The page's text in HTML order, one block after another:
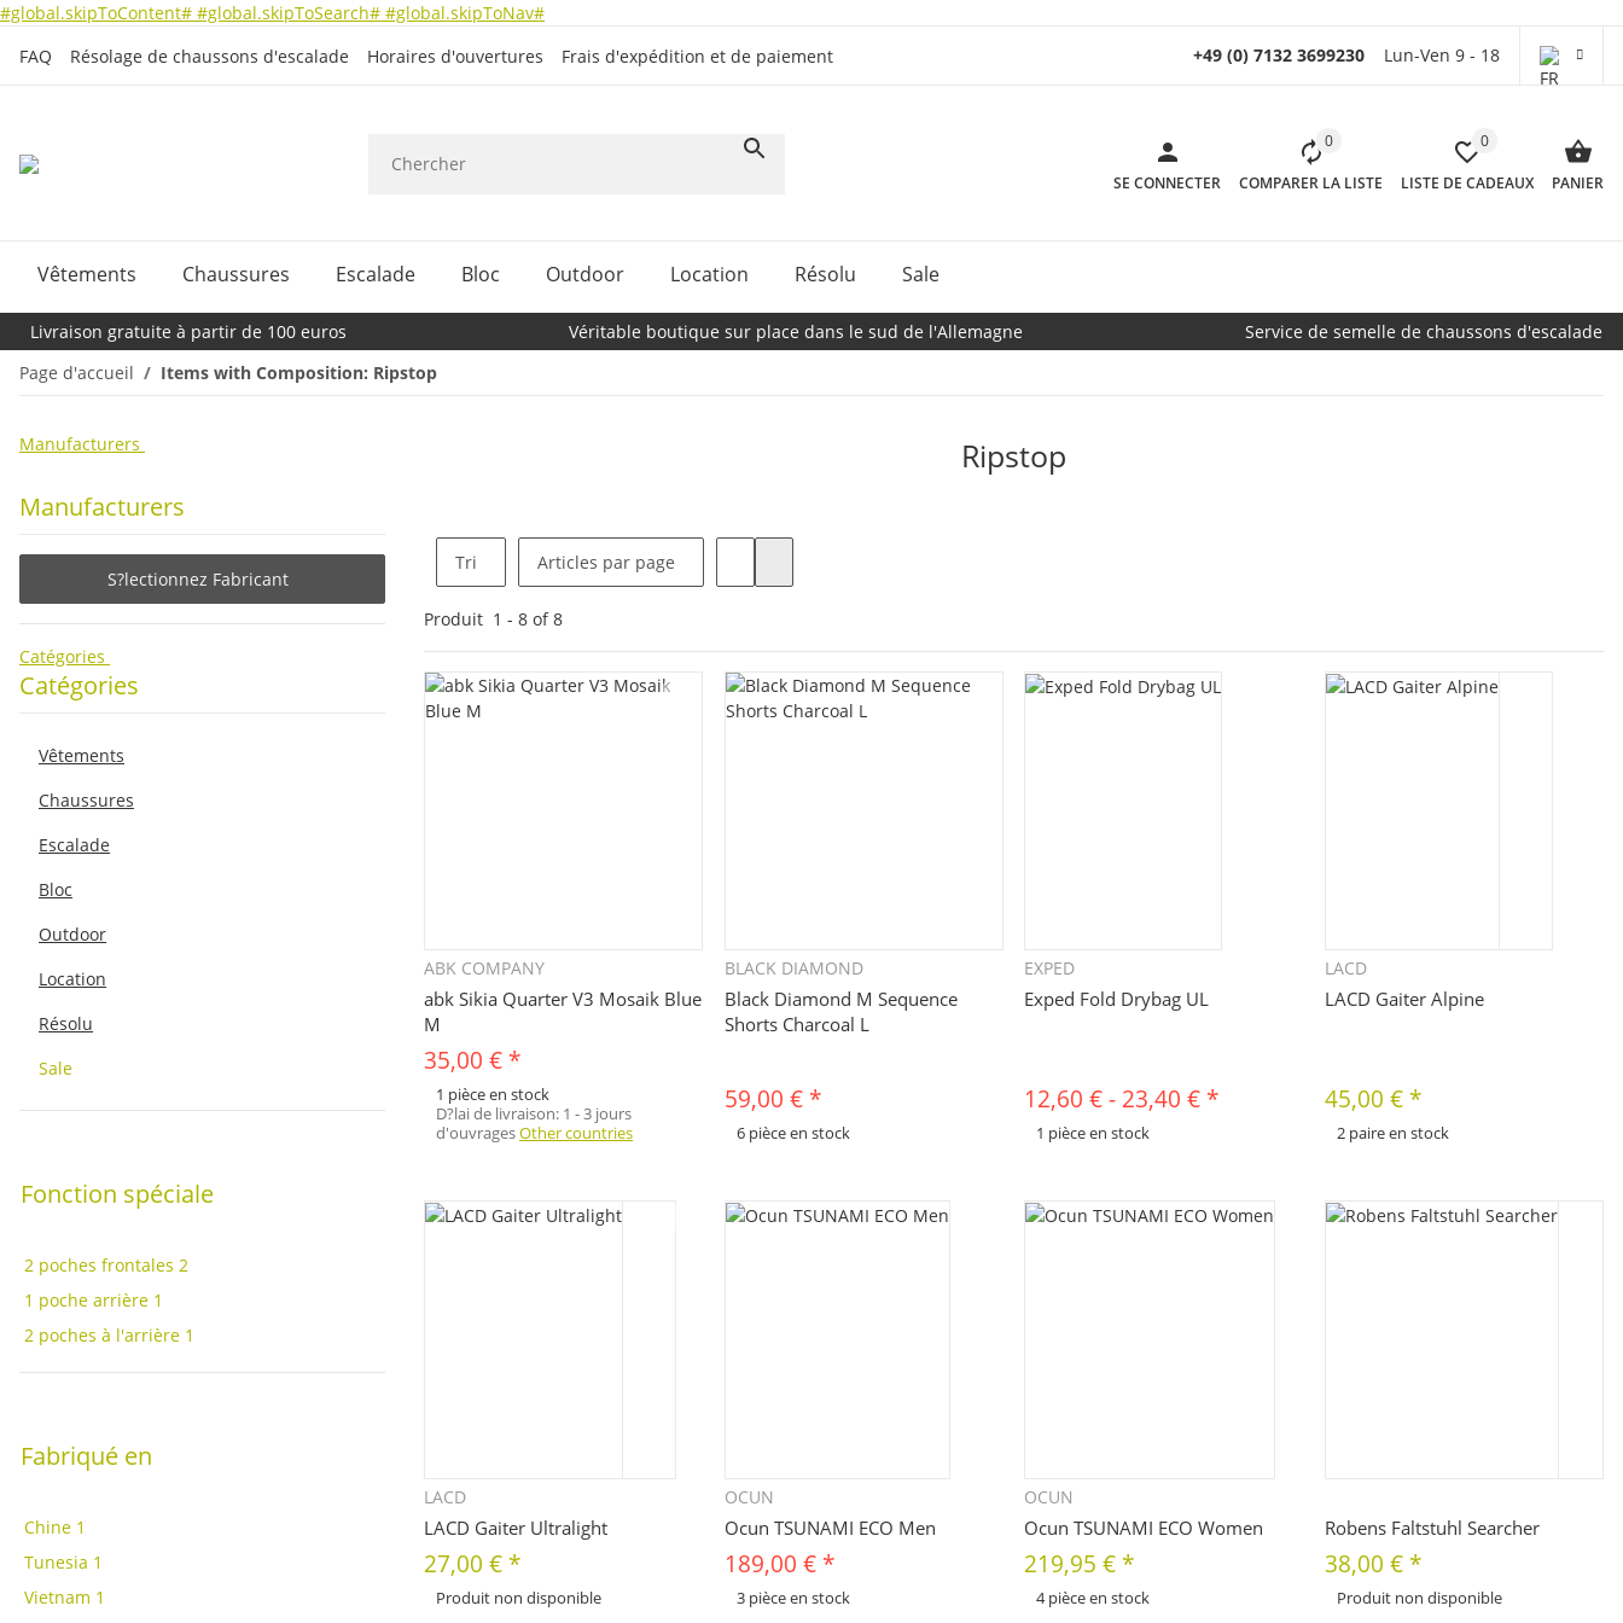
#global.skipToContent# #global.skipToSearch# #global.skipToNav#
FAQ
Résolage de chaussons d'escalade Horaires d'ouvertures Frais d'expédition et de paiement +49 (0) 7132 3699230 Lun-Ven 9 - 18
SE CONNECTER
0
COMPARER LA LISTE
0
LISTE DE CADEAUX PANIER
Vêtements Chaussures Escalade Bloc Outdoor Location Résolu Sale
Livraison gratuite à partir de 100 euros Véritable boutique sur place dans le sud de l'Allemagne
Service de semelle de chaussons d'escalade
Page d'accueil
Items with Composition: Ripstop
Ripstop
Tri Articles par page
Produit 1 - 8 of8
Quickbuy
ABK COMPANY
abk Sikia Quarter V3 Mosaik Blue
M
35,00 € *
1 pièce en stock
D?lai de livraison: 1 - 3 jours
d'ouvragesOther countries
Quickbuy
BLACK DIAMOND
Black Diamond M Sequence
Shorts Charcoal L
59,00 € *
6 pièce en stock
EXPED
Exped Fold Drybag UL
12,60 €- 23,40 € *
1 pièce en stock
LACD
LACD Gaiter Alpine
45,00 € *
2 paire en stock
LACD
LACD Gaiter Ultralight
27,00 € *
Produit non disponible
OCUN
Ocun TSUNAMI ECO Men
189,00 € *
3 pièce en stock
OCUN
Ocun TSUNAMI ECO Women
219,95 € *
4 pièce en stock
Robens Faltstuhl Searcher
38,00 € *
Produit non disponible
Manufacturers
S?lectionnez Fabricant
Catégories
Catégories
Vêtements
Chaussures
Escalade
Bloc
Outdoor
Location
Résolu
Sale
Fonction spéciale
2 poches frontales 2
1 poche arrière 1
2 poches à l'arrière 1
Fabriqué en
Chine 1
Tunesia 1
Vietnam 1